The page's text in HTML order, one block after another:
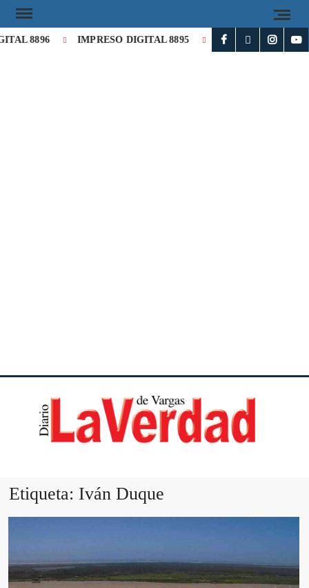
8896 IMPRESO DIGITAL 8895 IMPRESO DIGITAL
Etiqueta: Iván Duque